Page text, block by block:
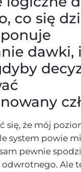
co się
dawki,
się, że mój
system powie
pewnie
odwrotnego. Ale